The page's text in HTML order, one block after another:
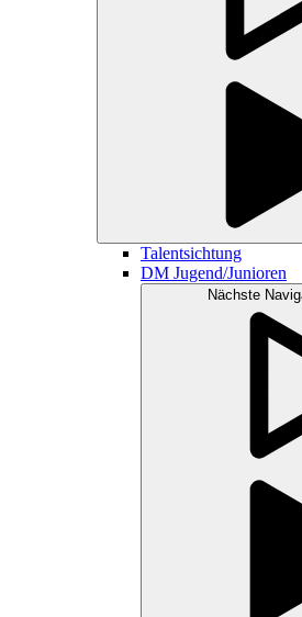
Talentsichtung
DM Jugend/Junioren
Nächste